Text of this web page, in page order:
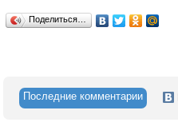
Поделиться…
Последние комментарии